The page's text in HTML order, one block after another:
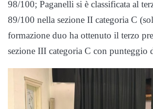
98/100; Paganelli si è classificata al
89/100 nella sezione II categoria C
formazione duo ha ottenuto il terzo
sezione III categoria C con punteggio